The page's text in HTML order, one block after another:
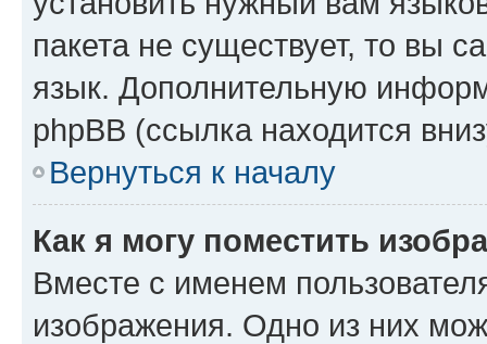
пакета не существует, то вы
язык. Дополнительную
phpBB (ссылка находится
Вернуться к началу
Как я могу поместить
Вместе с именем
изображения. Одно из них